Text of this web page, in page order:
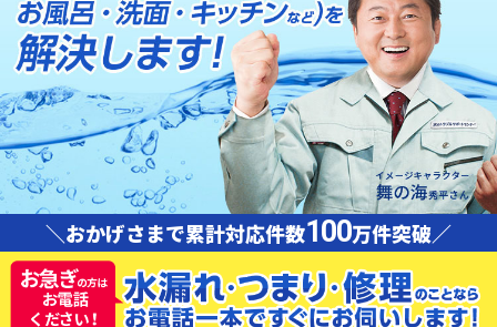
＼おかげさまで累計対応件数100万件突破／